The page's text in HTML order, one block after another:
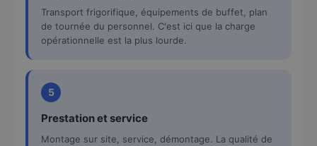
Transport frigorifique, équipements de buffet, plan
de tournée du personnel. C'est ici que la charge
opérationnelle est la plus lourde.
5
Prestation et service
Montage sur site, service, démontage. La qualité de